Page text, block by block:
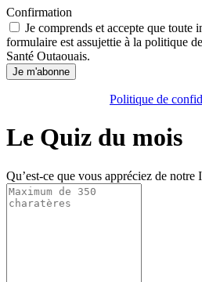
Confirmation
Je comprends et accepte que toute
formulaire est assujettie à la politique
Santé Outaouais.
Je m'abonne
Politique de
Le Quiz du mois
Qu’est-ce que vous appréciez de notre